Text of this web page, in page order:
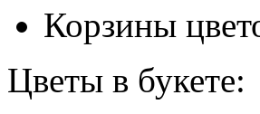
Корзины
Цветы в букете: